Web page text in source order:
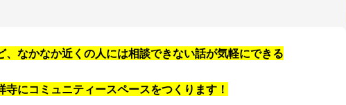
、なかなか近くの人には相談できない話が気軽にできる
寺にコミュニティースペースをつくります！